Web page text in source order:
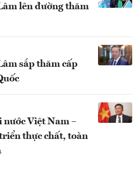
lên đường thăm
sắp thăm cấp
Việt Nam –
thực chất, toàn